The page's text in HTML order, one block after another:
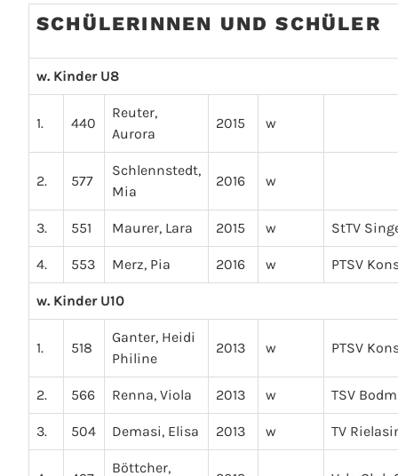
SCHÜLERINNEN UND SCHÜLER
w. Kinder U8
1. 440
Reuter,
Aurora
2015 w
2. 577
Schlennstedt,
Mia
2016 w
3. 551 Maurer, Lara 2015 w StTV
4. 553 Merz, Pia 2016 w PTSV
w. Kinder U10
1. 518
Ganter, Heidi
Philine
2013 w PTSV
2. 566 Renna, Viola 2013 w TSV
3. 504 Demasi, Elisa 2013 w TV
Böttcher,